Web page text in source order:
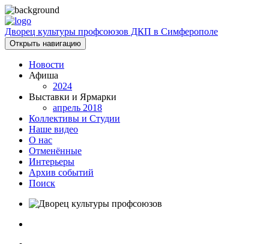
Дворец культуры профсоюзов ДКП в Симферополе
Открыть навигацию
Новости
Афиша
2024
Выставки и Ярмарки
апрель 2018
Коллективы и Студии
Наше видео
О нас
Отменённые
Интерьеры
Архив событий
Поиск